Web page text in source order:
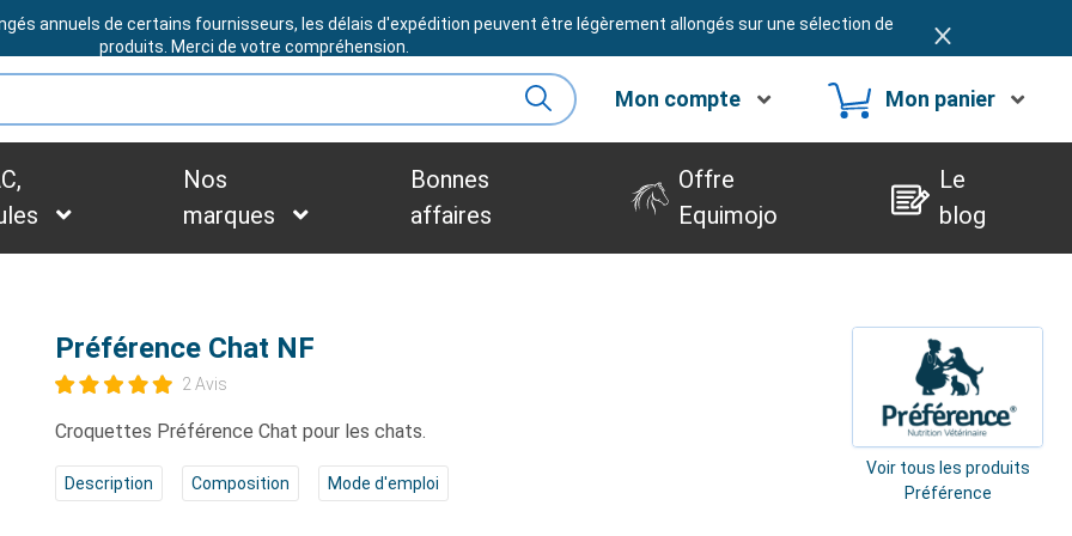
BESOIN D'ASSISTANCE ?
annuels de certains fournisseurs, les délais d'expédition peuvent être légèrement allongés sur une sélection de
produits. Merci de votre compréhension.
Mon compte Mon panier
Nos
marques
Bonnes
affaires
Offre
Equimojo
Le
blog
Préférence Chat NF
2 Avis
Croquettes Préférence Chat pour les chats.
Description Composition Mode d'emploi
Voir tous les produits
Préférence